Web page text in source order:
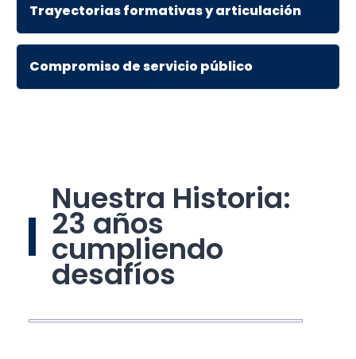
Trayectorias formativas y articulación
Compromiso de servicio público
Nuestra Historia:
23 años
cumpliendo
desafíos